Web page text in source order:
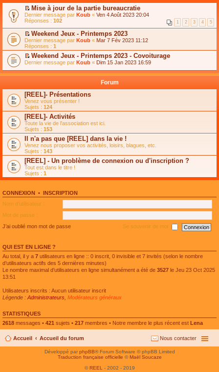
C
o
n
s
u
l
t
e
r
l
e
s
s
a
g
e
n
o
n
l
u
l
e
p
l
u
s
é
c
e
n
t
Mise à jour de la partie bureaucratie
Dernier message par Koub « Ven 4 Août 2023 20:04
Réponses : 102 1 2 3 4 5
C
o
n
s
u
t
l
e
m
e
s
s
a
g
e
n
o
n
l
u
l
e
l
u
s
é
e
Weekend Jeux - Printemps 2023
Dernier message par Koub « Mar 7 Fév 2023 11:12
Réponses : 1
C
n
l
t
e
r
l
e
m
e
s
s
a
g
e
n
o
n
u
l
e
l
s
e
n
t
Weekend Jeux - Printemps 2023 - Covoiturage
Dernier message par Koub « Dim 15 Jan 2023 16:59
Forum
[REEL]- Présentations
Venez vous présenter !
Sujets : 124
[REEL]- Activités
Toute la vie de l'association est ici.
Sujets : 153
Il n'a pas que [REEL] dans la vie !
Venez nous proposer vos activités, loisirs, blagues, etc.
Sujets : 143
[REEL] - Un problème de connexion ou d'inscription ?
Tout est dans le titre !
Sujets : 1
CONNEXION • INSCRIPTION
Nom d’utilisateur :
Mot de passe :
J’ai oublié mon mot de passe
Se souvenir de moi
QUI EST EN LIGNE ?
Au total, il y a 7 utilisateurs en ligne :: 0 inscrit, 0 invisible et 7 invités (selon le nombre
d’utilisateurs actifs des 5 dernières minutes)
Le nombre maximal d’utilisateurs en ligne simultanément a été de 3527 le Jeu 23 Oct 2025
13:51
Utilisateurs inscrits : Aucun utilisateur inscrit
Légende : Administrateurs Modérateurs généraux
STATISTIQUES
2618 messages • 421 sujets • 217 membres • Notre membre le plus récent est Lena
Accueil Accueil du forum Nous contacter
Développé parphpBB® Forum Software © phpBB Limited
Traduction française officielle © Maël Soucaze
© REEL - 2002 - 2019